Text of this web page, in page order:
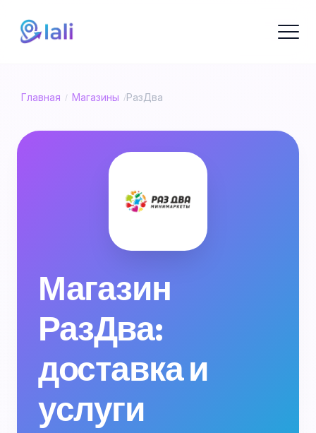
Главная / Магазины /РазДва
Магазин
РазДва:
доставка и
услуги